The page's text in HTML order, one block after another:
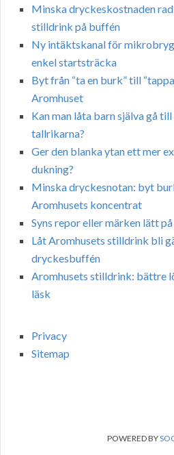
Minska dryckeskostnaden
stilldrink på buffén
Ny intäktskanal för
enkel startsträcka
Byt från “ta en burk” till
Aromhuset
Kan man låta barn själva gå
tallrikarna?
Ger den blanka ytan ett mer
dukning?
Minska dryckesnotan: byt
Aromhusets koncentrat
Syns repor eller märken lätt
Låt Aromhusets stilldrink bli
dryckesbuffén
Aromhusets stilldrink: bättre
läsk
Privacy
Sitemap
POWERED BY